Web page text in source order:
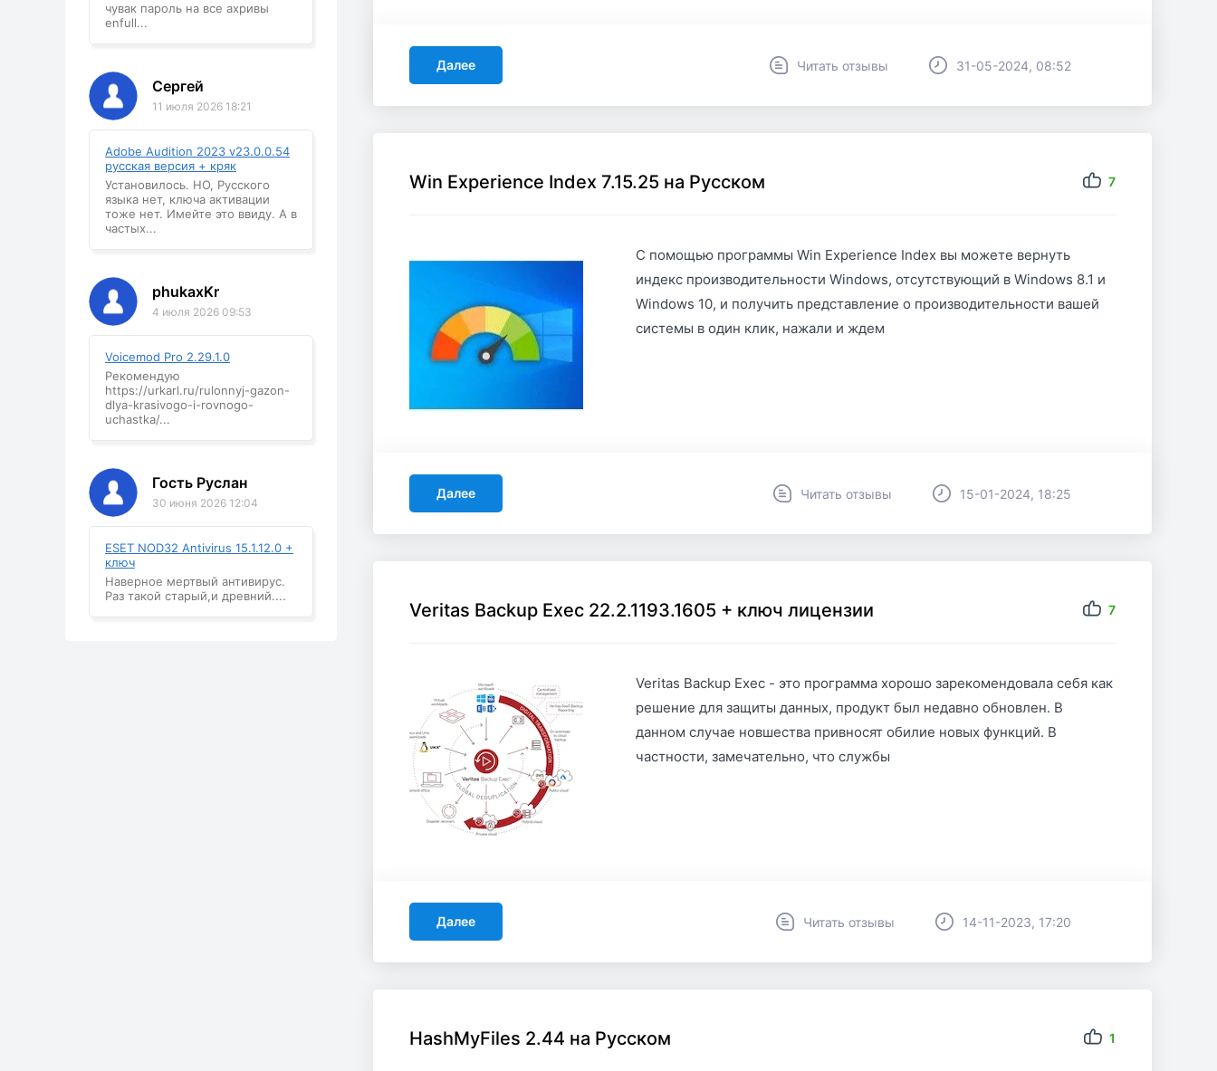
чувак пароль на все ахривы
enfull...
Сергей
11 июля 2026 18:21
Adobe Audition 2023 v23.0.0.54
русская версия + кряк
Установилось. НО, Русского
языка нет, ключа активации
тоже нет. Имейте это ввиду. А в
частых...
phukaxKr
4 июля 2026 09:53
Voicemod Pro 2.29.1.0
Рекомендую
https://urkarl.ru/rulonnyj-gazon-
dlya-krasivogo-i-rovnogo-
uchastka/...
Гость Руслан
30 июня 2026 12:04
ESET NOD32 Antivirus 15.1.12.0 +
ключ
Наверное мертвый антивирус.
Раз такой старый,и древний....
Далее Читать отзывы 31-05-2024, 08:52
Win Experience Index 7.15.25 на Русском 7
С помощью программы Win Experience Index вы можете вернуть
индекс производительности Windows, отсутствующий в Windows 8.1 и
Windows 10, и получить представление о производительности вашей
системы в один клик, нажали и ждем
Далее Читать отзывы 15-01-2024, 18:25
Veritas Backup Exec 22.2.1193.1605 + ключ лицензии 7
Veritas Backup Exec - это программа хорошо зарекомендовала себя как
решение для защиты данных, продукт был недавно обновлен. В
данном случае новшества привносят обилие новых функций. В
частности, замечательно, что службы
Далее Читать отзывы 14-11-2023, 17:20
HashMyFiles 2.44 на Русском 1